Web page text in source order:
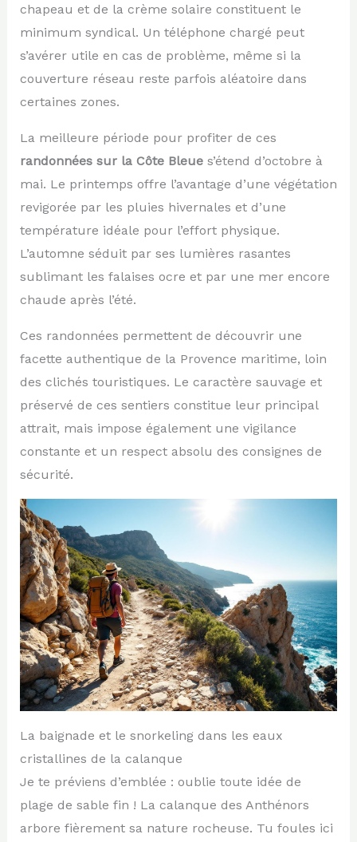
chapeau et de la crème solaire constituent le
minimum syndical. Un téléphone chargé peut
s’avérer utile en cas de problème, même si la
couverture réseau reste parfois aléatoire dans
certaines zones.
La meilleure période pour profiter de ces
randonnées sur la Côte Bleues’étend d’octobre à
mai. Le printemps offre l’avantage d’une végétation
revigorée par les pluies hivernales et d’une
température idéale pour l’effort physique.
L’automne séduit par ses lumières rasantes
sublimant les falaises ocre et par une mer encore
chaude après l’été.
Ces randonnées permettent de découvrir une
facette authentique de la Provence maritime, loin
des clichés touristiques. Le caractère sauvage et
préservé de ces sentiers constitue leur principal
attrait, mais impose également une vigilance
constante et un respect absolu des consignes de
sécurité.
La baignade et le snorkeling dans les eaux
cristallines de la calanque
Je te préviens d’emblée : oublie toute idée de
plage de sable fin ! La calanque des Anthénors
arbore fièrement sa nature rocheuse. Tu foules ici